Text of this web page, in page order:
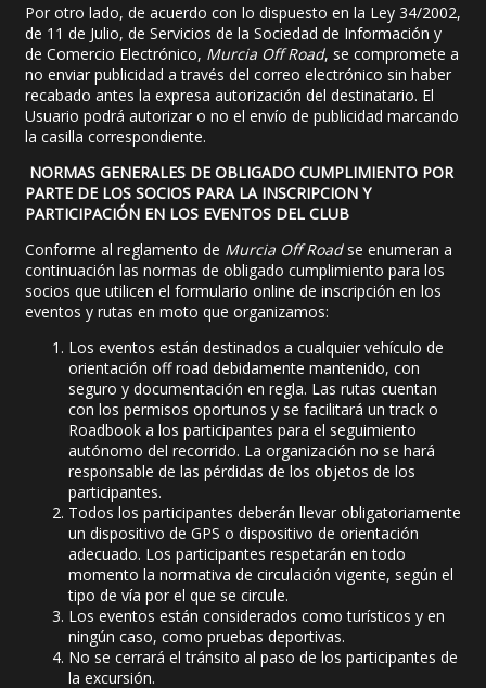
Por otro lado, de acuerdo con lo dispuesto en la Ley 34/2002,
de 11 de Julio, de Servicios de la Sociedad de Información y
de Comercio Electrónico, Murcia Off Road, se compromete a
no enviar publicidad a través del correo electrónico sin haber
recabado antes la expresa autorización del destinatario. El
Usuario podrá autorizar o no el envío de publicidad marcando
la casilla correspondiente.
NORMAS GENERALES DE OBLIGADO CUMPLIMIENTO POR
PARTE DE LOS SOCIOS PARA LA INSCRIPCION Y
PARTICIPACIÓN EN LOS EVENTOS DEL CLUB
Conforme al reglamento de Murcia Off Roadse enumeran a
continuación las normas de obligado cumplimiento para los
socios que utilicen el formulario online de inscripción en los
eventos y rutas en moto que organizamos:
Los eventos están destinados a cualquier vehículo de
orientación off road debidamente mantenido, con
seguro y documentación en regla. Las rutas cuentan
con los permisos oportunos y se facilitará un track o
Roadbook a los participantes para el seguimiento
autónomo del recorrido. La organización no se hará
responsable de las pérdidas de los objetos de los
participantes.
Todos los participantes deberán llevar obligatoriamente
un dispositivo de GPS o dispositivo de orientación
adecuado. Los participantes respetarán en todo
momento la normativa de circulación vigente, según el
tipo de vía por el que se circule.
Los eventos están considerados como turísticos y en
ningún caso, como pruebas deportivas.
No se cerrará el tránsito al paso de los participantes de
la excursión.